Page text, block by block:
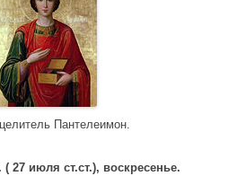
Пантелеимон.
( 27 июля ст.ст.), воскресенье.